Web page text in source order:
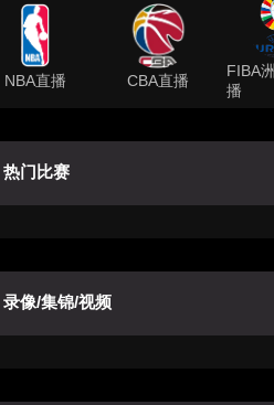
NBA直播 CBA直播
FIBA
播
热门比赛
录像/集锦/视频